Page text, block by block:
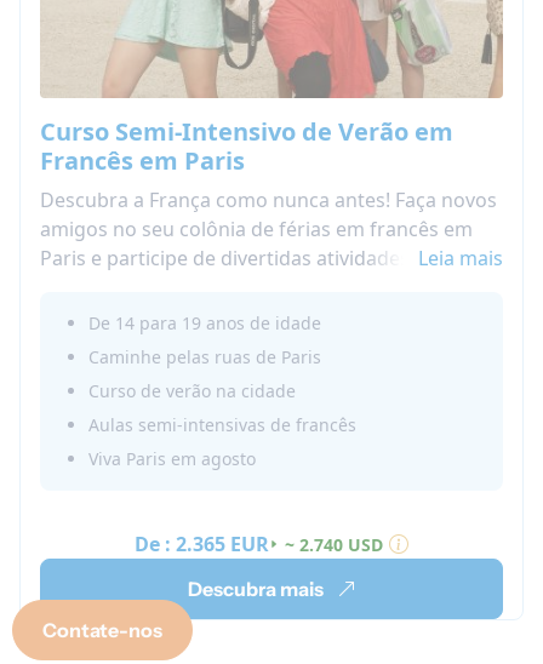
Curso Semi-Intensivo de Verão em
Francês em Paris
Descubra a França como nunca antes! Faça novos
amigos no seu colônia de férias em francês em
Paris e participe de divertidas atividades turísticas
Este curso intensivo de francês em Paris é uma
boa opção para melhorar seu francês na França
em poucos dias e descobrir a famosa cidade de
Paris com outros adolescentes da sua idade.
Nosso Curso semi-intensivo de francês para
adolescentes em Paris permite que estudantes
encontra amigos internacionais e descobre Paris
juntos. O curso também permite uma descoberta
cultural francesa. Viaje para Paris neste verão!
Leia mais
De 14 para 19 anos de idade
Caminhe pelas ruas de Paris
Curso de verão na cidade
Aulas semi-intensivas de francês
Viva Paris em agosto
De : 2.365 EUR ~ 2.740 USD
Descubra mais
Contate-nos